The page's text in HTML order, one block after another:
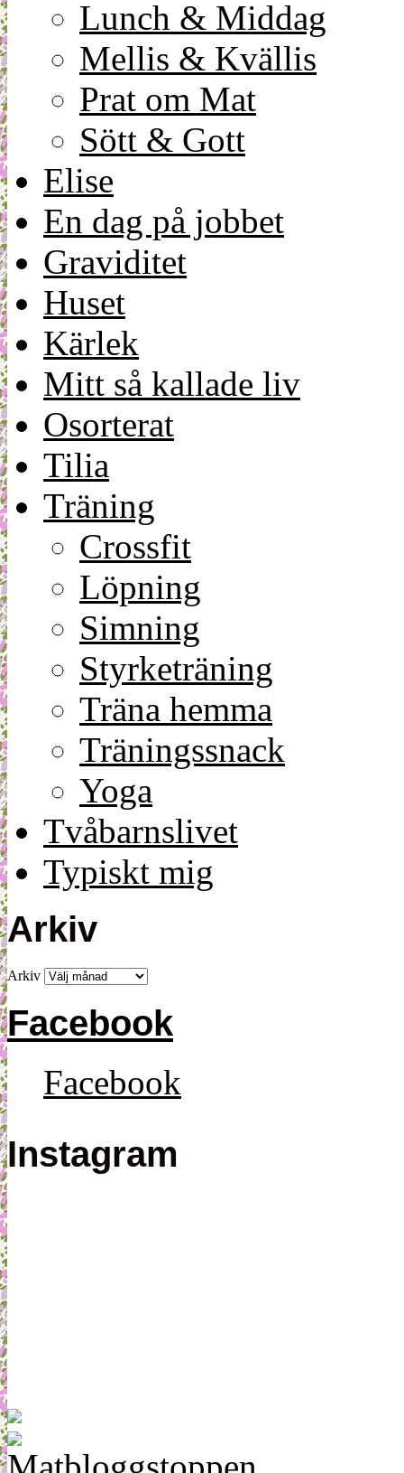
Lunch & Middag
Mellis & Kvällis
Prat om Mat
Sött & Gott
Elise
En dag på jobbet
Graviditet
Huset
Kärlek
Mitt så kallade liv
Osorterat
Tilia
Träning
Crossfit
Löpning
Simning
Styrketräning
Träna hemma
Träningssnack
Yoga
Tvåbarnslivet
Typiskt mig
Arkiv
Arkiv
Facebook
Facebook
Instagram